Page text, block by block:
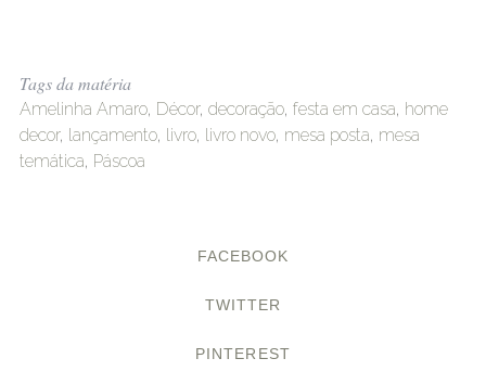
Tags da matéria
Amelinha Amaro, Décor, decoração, festa em casa, home
decor, lançamento, livro, livro novo, mesa posta, mesa
temática, Páscoa
FACEBOOK
TWITTER
PINTEREST